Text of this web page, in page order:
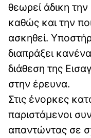
θεωρεί άδικη
καθώς και την
ασκηθεί.
διαπράξει
διάθεση της
στην έρευνα.
Στις ένορκες
παριστάμενοι
απαντώντας σε